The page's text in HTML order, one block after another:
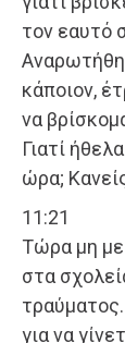
τον εαυτό
κάποιον,
να
Γιατί
ώρα;
11:21
Τώρα μη με
στα
για να